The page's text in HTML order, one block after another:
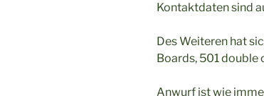
Kontaktdaten sind
Des Weiteren hat
Boards, 501 double
Anwurf ist wie